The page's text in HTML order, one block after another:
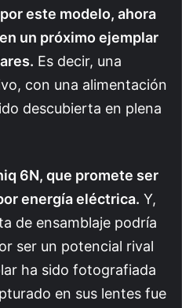
este modelo, ahora
un próximo ejemplar
Es decir, una
con una alimentación
descubierta en plena
6N, que promete ser
energía eléctrica. Y,
de ensamblaje podría
ser un potencial rival
ha sido fotografiada
en sus lentes fue